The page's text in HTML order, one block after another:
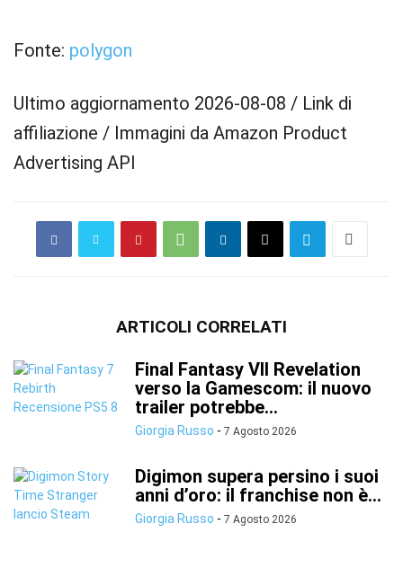
Fonte: polygon
Ultimo aggiornamento 2026-08-08 / Link di
affiliazione / Immagini da Amazon Product
Advertising API
ARTICOLI CORRELATI
Final Fantasy VII Revelation
verso la Gamescom: il nuovo
trailer potrebbe...
Giorgia Russo - 7 Agosto 2026
Digimon supera persino i suoi
anni d’oro: il franchise non è...
Giorgia Russo - 7 Agosto 2026